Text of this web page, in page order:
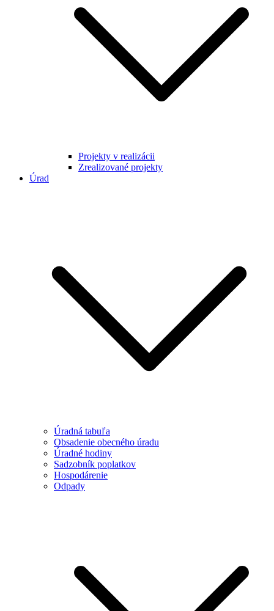
Projekty v realizácii
Zrealizované projekty
Úrad
Úradná tabuľa
Obsadenie obecného úradu
Úradné hodiny
Sadzobník poplatkov
Hospodárenie
Odpady